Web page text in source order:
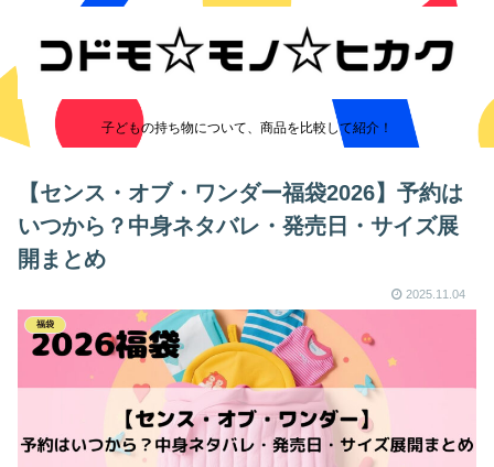
子どもの持ち物について、商品を比較して紹介！
【センス・オブ・ワンダー福袋2026】予約は
いつから？中身ネタバレ・発売日・サイズ展
開まとめ
2025.11.04
福袋